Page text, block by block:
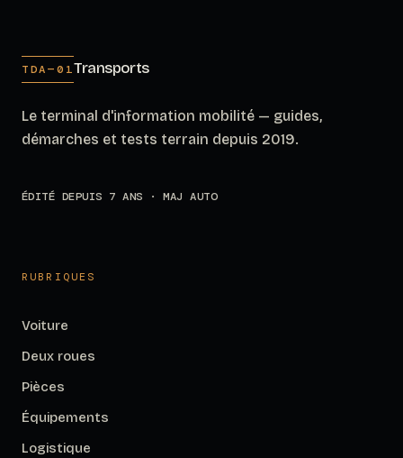
TDA—01Transports
Le terminal d'information mobilité — guides,
démarches et tests terrain depuis 2019.
ÉDITÉ DEPUIS 7 ANS · MAJ AUTO
RUBRIQUES
Voiture
Deux roues
Pièces
Équipements
Logistique